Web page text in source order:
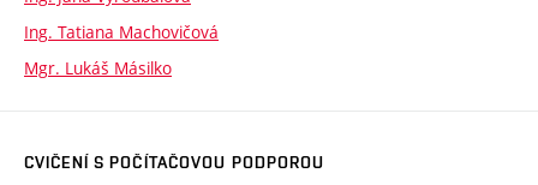
Ing. Tatiana Machovičová
Mgr. Lukáš Másilko
CVIČENÍ S POČÍTAČOVOU PODPOROU